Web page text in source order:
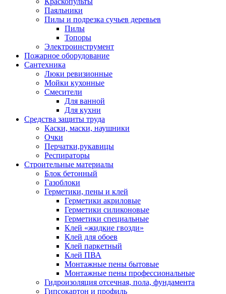
Паяльники
Пилы и подрезка сучьев деревьев
Пилы
Топоры
Электроинструмент
Пожарное оборудование
Сантехника
Люки ревизионные
Мойки кухонные
Смесители
Для ванной
Для кухни
Средства защиты труда
Каски, маски, наушники
Очки
Перчатки,рукавицы
Респираторы
Строительные материалы
Блок бетонный
Газоблоки
Герметики, пены и клей
Герметики акриловые
Герметики силиконовые
Герметики специальные
Клей «жидкие гвозди»
Клей для обоев
Клей паркетный
Клей ПВА
Монтажные пены бытовые
Монтажные пены профессиональные
Гидроизоляция отсечная, пола, фундамента
Гипсокартон и профиль